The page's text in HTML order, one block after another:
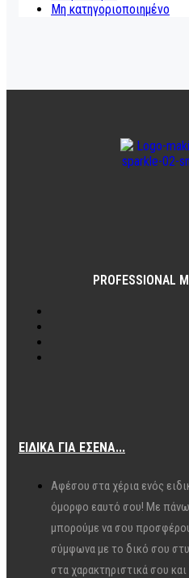
Μη κατηγοριοποιημένο
PROFESSIONAL
ΕΙΔΙΚΆ ΓΙΑ ΕΣΈΝΑ...
Αφέσου στα χέρια ενός
όμορφο εαυτό σου! Με πάνω
μπορούμε να σου
σύμφωνα με το δικό σου
στα χαρακτηριστικά σου και